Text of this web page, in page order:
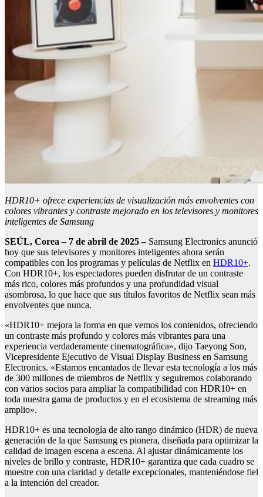
HDR10+ ofrece experiencias de visualización más envolventes con
colores vibrantes y contraste mejorado en los televisores y monitores
inteligentes de Samsung
SEÚL, Corea – 7 de abril de 2025 –Samsung Electronics anunció
hoy que sus televisores y monitores inteligentes ahora serán
compatibles con los programas y películas de Netflix en HDR10+.
Con HDR10+, los espectadores pueden disfrutar de un contraste
más rico, colores más profundos y una profundidad visual
asombrosa, lo que hace que sus títulos favoritos de Netflix sean más
envolventes que nunca.
«HDR10+ mejora la forma en que vemos los contenidos, ofreciendo
un contraste más profundo y colores más vibrantes para una
experiencia verdaderamente cinematográfica», dijo Taeyong Son,
Vicepresidente Ejecutivo de Visual Display Business en Samsung
Electronics. «Estamos encantados de llevar esta tecnología a los más
de 300 millones de miembros de Netflix y seguiremos colaborando
con varios socios para ampliar la compatibilidad con HDR10+ en
toda nuestra gama de productos y en el ecosistema de streaming más
amplio».
HDR10+ es una tecnología de alto rango dinámico (HDR) de nueva
generación de la que Samsung es pionera, diseñada para optimizar la
calidad de imagen escena a escena. Al ajustar dinámicamente los
niveles de brillo y contraste, HDR10+ garantiza que cada cuadro se
muestre con una claridad y detalle excepcionales, manteniéndose fiel
a la intención del creador.